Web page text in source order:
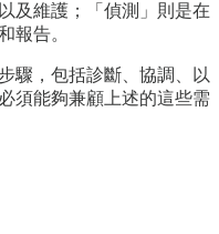
及維護；「偵測」則是在
報告。
驟，包括診斷、協調、以
須能夠兼顧上述的這些需